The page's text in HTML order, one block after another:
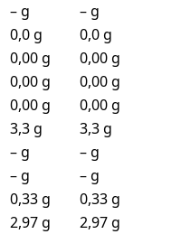
– g
– g
0,0 g
0,0 g
0,00 g
0,00 g
0,00 g
0,00 g
0,00 g
0,00 g
3,3 g
3,3 g
– g
– g
– g
– g
0,33 g
0,33 g
2,97 g
2,97 g